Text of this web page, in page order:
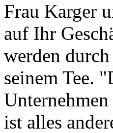
Frau Karger
auf Ihr
werden
seinem Tee.
ist alles